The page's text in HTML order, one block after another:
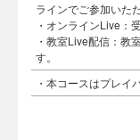
ラインでご参加いた
・オンラインLive：
・教室Live配信：教
す。
・本コースはプレイ